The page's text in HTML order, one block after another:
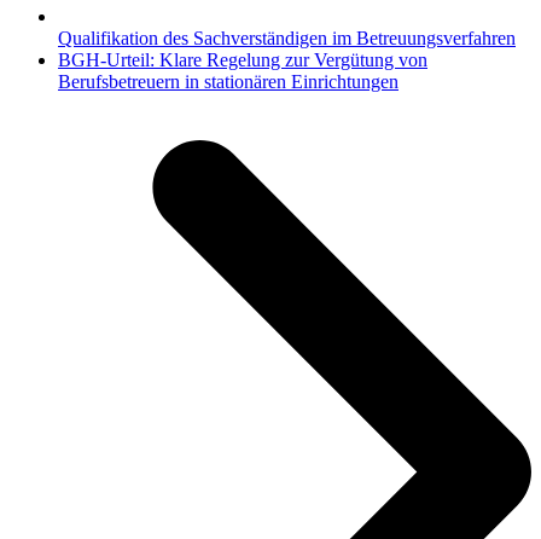
Qualifikation des Sachverständigen im Betreuungsverfahren
Nächster
Beitrag:
BGH-Urteil: Klare Regelung zur Vergütung von
Berufsbetreuern in stationären Einrichtungen